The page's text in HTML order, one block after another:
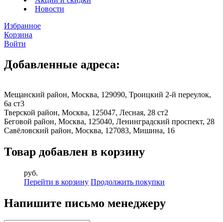
Новости
Избранное
Корзина
Войти
Добавленные адреса:
Мещанский район, Москва, 129090, Троицкий 2-й переулок,
6а ст3
Тверской район, Москва, 125047, Лесная, 28 ст2
Беговой район, Москва, 125040, Ленинградский проспект, 28
Савёловский район, Москва, 127083, Мишина, 16
Товар добавлен в корзину
руб.
Перейти в корзину Продолжить покупки
Напишите письмо менеджеру